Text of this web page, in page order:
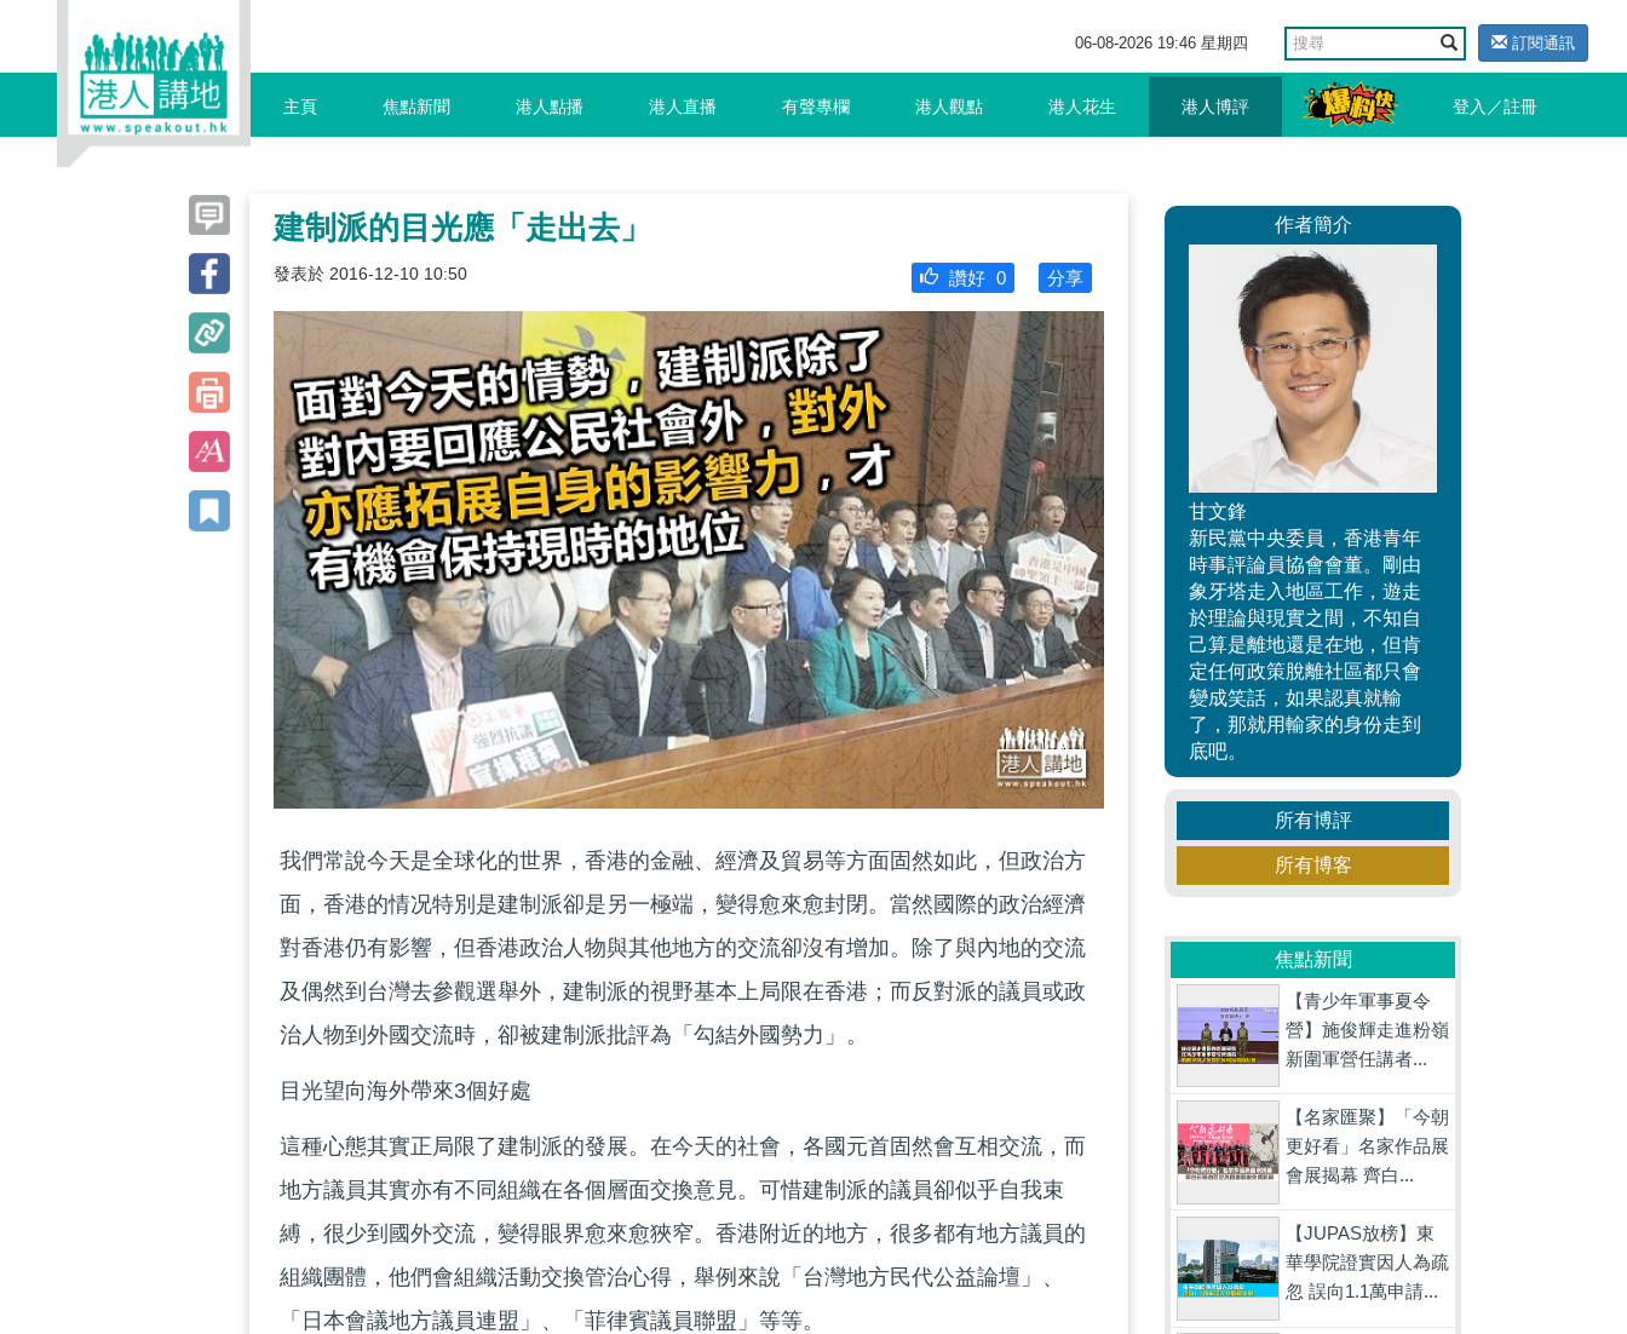
06-08-2026 19:46 星期四 訂閱通訊
主頁 焦點新聞 港人點播 港人直播 有聲專欄 港人觀點 港人花生 港人博評 登入／註冊
建制派的目光應「走出去」
發表於 2016-12-10 10:50 分享
讚好 0
我們常說今天是全球化的世界，香港的金融、經濟及貿易等方面固然如此，但政治方
面，香港的情况特別是建制派卻是另一極端，變得愈來愈封閉。當然國際的政治經濟
對香港仍有影響，但香港政治人物與其他地方的交流卻沒有增加。除了與內地的交流
及偶然到台灣去參觀選舉外，建制派的視野基本上局限在香港；而反對派的議員或政
治人物到外國交流時，卻被建制派批評為「勾結外國勢力」。
目光望向海外帶來3個好處
這種心態其實正局限了建制派的發展。在今天的社會，各國元首固然會互相交流，而
地方議員其實亦有不同組織在各個層面交換意見。可惜建制派的議員卻似乎自我束
縛，很少到國外交流，變得眼界愈來愈狹窄。香港附近的地方，很多都有地方議員的
組織團體，他們會組織活動交換管治心得，舉例來說「台灣地方民代公益論壇」、
「日本會議地方議員連盟」、「菲律賓議員聯盟」等等。
作者簡介
甘文鋒
新民黨中央委員，香港青年
時事評論員協會會董。剛由
象牙塔走入地區工作，遊走
於理論與現實之間，不知自
己算是離地還是在地，但肯
定任何政策脫離社區都只會
變成笑話，如果認真就輸
了，那就用輸家的身份走到
底吧。
所有博評
所有博客
焦點新聞
【青少年軍事夏令
營】施俊輝走進粉嶺
新圍軍營任講者...
【名家匯聚】「今朝
更好看」名家作品展
會展揭幕 齊白...
【JUPAS放榜】東
華學院證實因人為疏
忽 誤向1.1萬申請...